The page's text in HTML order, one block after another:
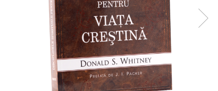
Prietenie, Logodnă și Căsătorie
Cărți de Colorat
Adolescenți și Tineri